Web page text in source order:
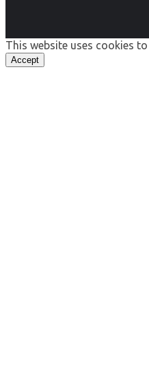
This website uses cookies
Accept